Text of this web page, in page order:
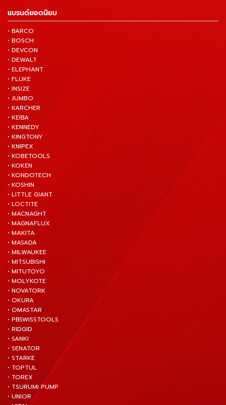
แบรนด์ยอดนิยม
• BARCO
• BOSCH
• DEVCON
• DEWALT
• ELEPHANT
• FLUKE
• INSIZE
• JUMBO
• KARCHER
• KEIBA
• KENNEDY
• KINGTONY
• KNIPEX
• KOBETOOLS
• KOKEN
• KONDOTECH
• KOSHIN
• LITTLE GIANT
• LOCTITE
• MACNAGHT
• MAGNAFLUX
• MAKITA
• MASADA
• MILWAUKEE
• MITSUBISHI
• MITUTOYO
• MOLYKOTE
• NOVATORK
• OKURA
• OMASTAR
• PBSWISSTOOLS
• RIDGID
• SANKI
• SENATOR
• STARKE
• TOPTUL
• TOREX
• TSURUMI PUMP
• UNIOR